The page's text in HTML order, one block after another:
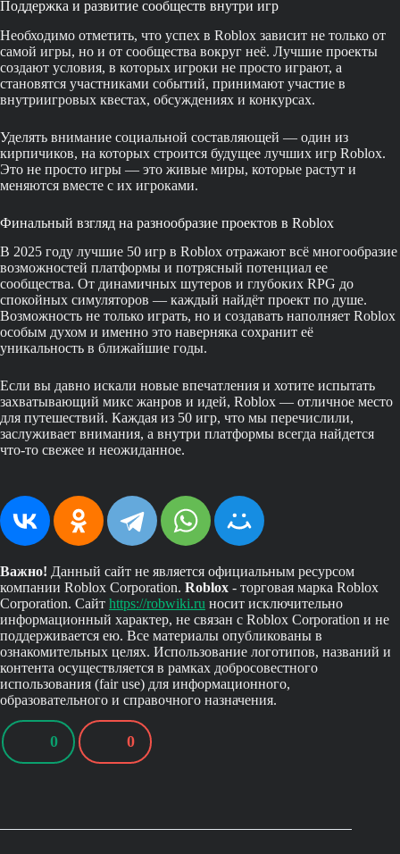
Поддержка и развитие сообществ внутри игр
Необходимо отметить, что успех в Roblox зависит не только от
самой игры, но и от сообщества вокруг неё. Лучшие проекты
создают условия, в которых игроки не просто играют, а
становятся участниками событий, принимают участие в
внутриигровых квестах, обсуждениях и конкурсах.
Уделять внимание социальной составляющей — один из
кирпичиков, на которых строится будущее лучших игр Roblox.
Это не просто игры — это живые миры, которые растут и
меняются вместе с их игроками.
Финальный взгляд на разнообразие проектов в Roblox
В 2025 году лучшие 50 игр в Roblox отражают всё многообразие
возможностей платформы и потрясный потенциал ее
сообщества. От динамичных шутеров и глубоких RPG до
спокойных симуляторов — каждый найдёт проект по душе.
Возможность не только играть, но и создавать наполняет Roblox
особым духом и именно это наверняка сохранит её
уникальность в ближайшие годы.
Если вы давно искали новые впечатления и хотите испытать
захватывающий микс жанров и идей, Roblox — отличное место
для путешествий. Каждая из 50 игр, что мы перечислили,
заслуживает внимания, а внутри платформы всегда найдется
что-то свежее и неожиданное.
Важно! Данный сайт не является официальным ресурсом
компании Roblox Corporation. Roblox - торговая марка Roblox
Corporation. Сайт https://robwiki.ru носит исключительно
информационный характер, не связан с Roblox Corporation и не
поддерживается ею. Все материалы опубликованы в
ознакомительных целях. Использование логотипов, названий и
контента осуществляется в рамках добросовестного
использования (fair use) для информационного,
образовательного и справочного назначения.
0 0